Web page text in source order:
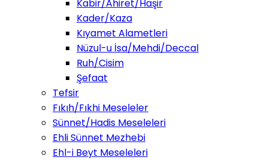
Kabir/Ahiret/Haşir
Kader/Kaza
Kıyamet Alametleri
Nüzul-u İsa/Mehdi/Deccal
Ruh/Cisim
Şefaat
Tefsir
Fıkıh/Fıkhi Meseleler
Sünnet/Hadis Meseleleri
Ehli Sünnet Mezhebi
Ehl-i Beyt Meseleleri